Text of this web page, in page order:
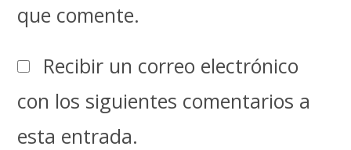
que comente.
Recibir un correo electrónico
con los siguientes comentarios a
esta entrada.